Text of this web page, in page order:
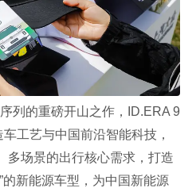
列的重磅开山之作，ID.ERA 9
工艺与中国前沿智能科技，
多场景的出行核心需求，打造
的新能源车型，为中国新能源